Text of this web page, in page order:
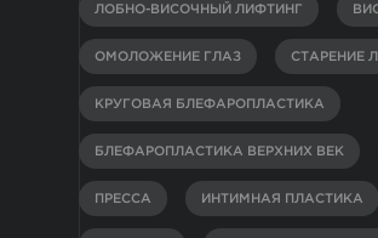
ЛОБНО-ВИСОЧНЫЙ ЛИФТИНГ
ОМОЛОЖЕНИЕ ГЛАЗ СТАРЕНИЕ
КРУГОВАЯ БЛЕФАРОПЛАСТИКА
БЛЕФАРОПЛАСТИКА ВЕРХНИХ ВЕК
ПРЕССА ИНТИМНАЯ ПЛАСТИКА